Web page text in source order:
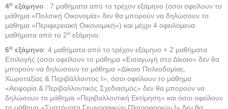
4ο εξάμηνο : 7 μαθήματα από το τρέχον εξάμηνο (όσοι οφείλουν το
μάθημα «Πολιτική Οικονομία» δεν θα μπορούν να δηλώσουν το
μάθημα «Περιφερειακή Οικονομική») και μέχρι 4 οφειλόμενα
μαθήματα από το 2ο εξάμηνο.
6ο εξάμηνο: 4 μαθήματα από το τρέχον εξάμηνο + 2 μαθήματα
Επιλογής (όσοι οφείλουν το μάθημα «Εισαγωγή στο Δίκαιο» δεν θα
μπορούν να δηλώσουν το μάθημα «Δίκαιο Πολεοδομίας,
Χωροταξίας & Περιβάλλοντος Ι», όσοι οφείλουν το μάθημα
«Αειφορία & Περιβαλλοντικός Σχεδιασμός» δεν θα μπορούν να
δηλώσουν το μάθημα «Περιβαλλοντική Εκτίμηση» και όσοι οφείλουν